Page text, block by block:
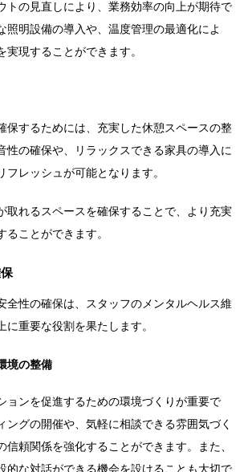
トの見直しにより、業務効率の向上が期待で
照明設備の導入や、温度管理の最適化によ
実現することができます。
保するためには、充実した休憩スペースの整
性の確保や、リラックスできる家具の導入に
フレッシュが可能となります。
取れるスペースを確保することで、より充実
ることができます。
全性の確保は、スタッフのメンタルヘルス維
に重要な役割を果たします。
境の整備
ョンを促進するための環境づくりが重要で
ングの開催や、気軽に相談できる雰囲気づく
信頼関係を強化することができます。また、
的な対話ができる機会を設けることも大切で